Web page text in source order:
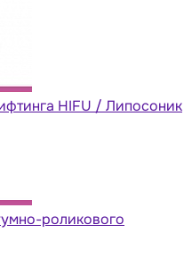
HIFU / Липосоник
роликового